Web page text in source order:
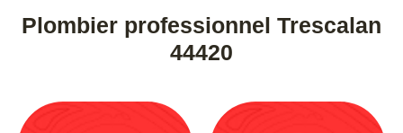
Plombier professionnel Trescalan
44420